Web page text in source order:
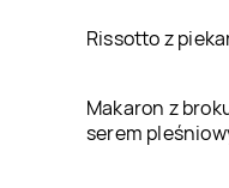
Rissotto z
Makaron z
serem